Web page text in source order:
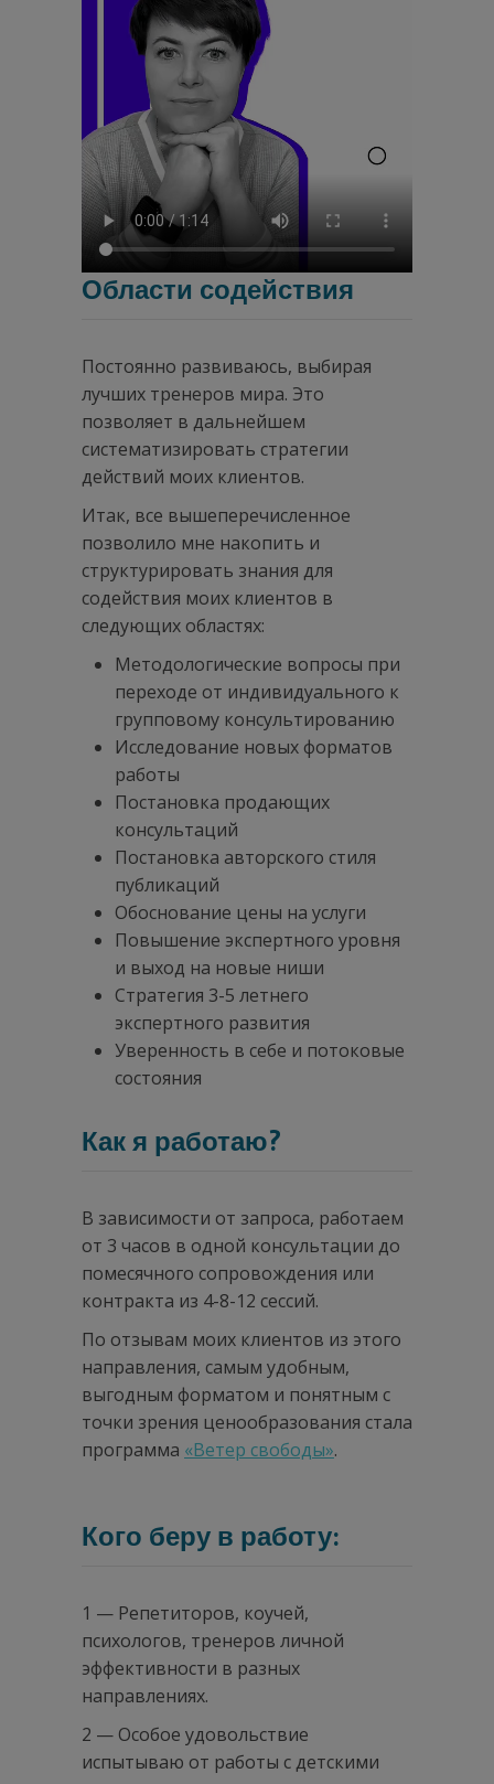
Области содействия
Постоянно развиваюсь, выбирая
лучших тренеров мира. Это
позволяет в дальнейшем
систематизировать стратегии
действий моих клиентов.
Итак, все вышеперечисленное
позволило мне накопить и
структурировать знания для
содействия моих клиентов в
следующих областях:
Методологические вопросы при
переходе от индивидуального к
групповому консультированию
Исследование новых форматов
работы
Постановка продающих
консультаций
Постановка авторского стиля
публикаций
Обоснование цены на услуги
Повышение экспертного уровня
и выход на новые ниши
Стратегия 3-5 летнего
экспертного развития
Уверенность в себе и потоковые
состояния
Как я работаю?
В зависимости от запроса, работаем
от 3 часов в одной консультации до
помесячного сопровождения или
контракта из 4-8-12 сессий.
По отзывам моих клиентов из этого
направления, самым удобным,
выгодным форматом и понятным с
точки зрения ценообразования стала
программа «Ветер свободы».
Кого беру в работу:
1 — Репетиторов, коучей,
психологов, тренеров личной
эффективности в разных
направлениях.
2 — Особое удовольствие
испытываю от работы с детскими